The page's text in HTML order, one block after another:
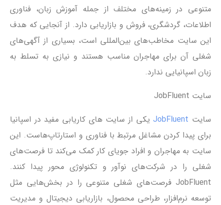
متنوعی در زمینه‌های مختلف از جمله آموزش زبان، فناوری
اطلاعات، گردشگری، فروش و بازاریابی دارد. از آنجایی که هدف
این سایت مخاطب‌های بین‌المللی است، بسیاری از آگهی‌های
شغلی آن برای مهاجران مناسب هستند و نیازی به تسلط به
زبان اسپانیایی ندارد.
سایت JobFluent
سایت JobFluentیکی از سایت‌ های کاریابی مفید در اسپانیا
برای پیدا کردن مشاغل مرتبط با فناوری و استارتاپ‌هاست. این
سایت به مهاجران و افراد جویای کار کمک می‌کند تا فرصت‌های
شغلی را در شرکت‌های نوآور و تکنولوژی محور پیدا کنند.
JobFluent فرصت‌های شغلی متنوعی را در بخش‌هایی مثل
توسعه نرم‌افزار، طراحی محصول، بازاریابی دیجیتال و مدیریت